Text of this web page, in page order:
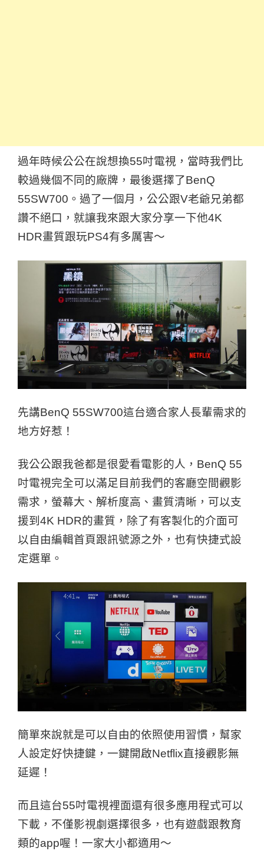
過年時候公公在說想換55吋電視，當時我們比
較過幾個不同的廠牌，最後選擇了BenQ
55SW700。過了一個月，公公跟V老爺兄弟都
讚不絕口，就讓我來跟大家分享一下他4K
HDR畫質跟玩PS4有多厲害～
先講BenQ 55SW700這台適合家人長輩需求的
地方好惹！
我公公跟我爸都是很愛看電影的人，BenQ 55
吋電視完全可以滿足目前我們的客廳空間觀影
需求，螢幕大、解析度高、畫質清晰，可以支
援到4K HDR的畫質，除了有客製化的介面可
以自由編輯首頁跟訊號源之外，也有快捷式設
定選單。
簡單來說就是可以自由的依照使用習慣，幫家
人設定好快捷鍵，一鍵開啟Netflix直接觀影無
延遲！
而且這台55吋電視裡面還有很多應用程式可以
下載，不僅影視劇選擇很多，也有遊戲跟教育
類的app喔！一家大小都適用～